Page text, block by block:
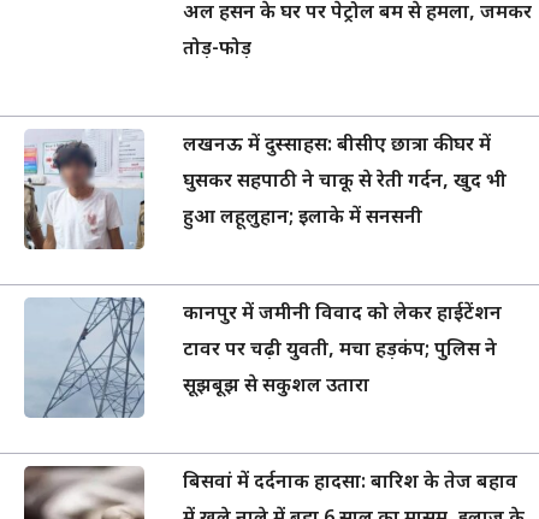
अल हसन के घर पर पेट्रोल बम से हमला, जमकर
तोड़-फोड़
लखनऊ में दुस्साहस: बीसीए छात्रा की घर में
घुसकर सहपाठी ने चाकू से रेती गर्दन, खुद भी
हुआ लहूलुहान; इलाके में सनसनी
कानपुर में जमीनी विवाद को लेकर हाईटेंशन
टावर पर चढ़ी युवती, मचा हड़कंप; पुलिस ने
सूझबूझ से सकुशल उतारा
बिसवां में दर्दनाक हादसा: बारिश के तेज बहाव